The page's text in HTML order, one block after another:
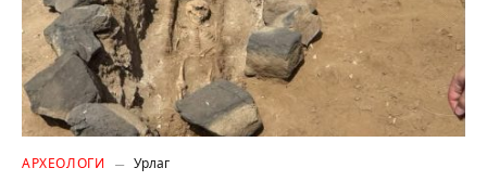
АРХЕОЛОГИ Урлаг